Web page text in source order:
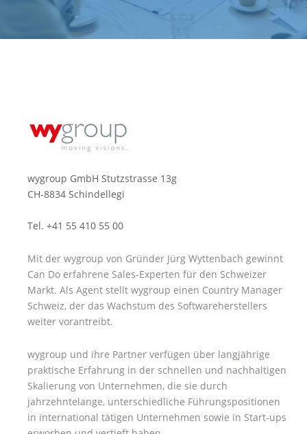
wygroup GmbH Stutzstrasse 13g
CH-8834 Schindellegi
Tel. +41 55 410 55 00
Mit der wygroup von Gründer Jürg Wyttenbach gewinnt
Can Do erfahrene Sales-Experten für den Schweizer
Markt. Als Agent stellt wygroup einen Country Manager
Schweiz, der das Wachstum des Softwareherstellers
weiter vorantreibt.
wygroup und ihre Partner verfügen über langjährige
praktische Erfahrung in der schnellen und nachhaltigen
Skalierung von Unternehmen, die sie durch
jahrzehntelange, unterschiedliche Führungspositionen
in international tätigen Unternehmen sowie in Start-ups